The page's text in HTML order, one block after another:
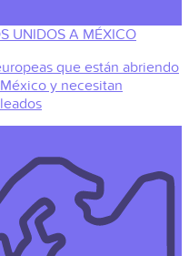
UNIDOS A MÉXICO
que están abriendo
y necesitan